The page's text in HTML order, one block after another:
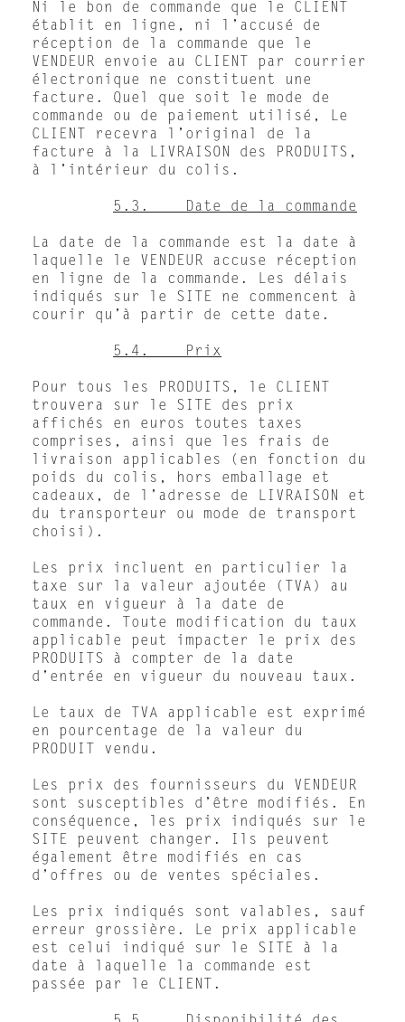
Ni le bon de commande que le CLIENT
établit en ligne, ni l’accusé de
réception de la commande que le
VENDEUR envoie au CLIENT par courrier
électronique ne constituent une
facture. Quel que soit le mode de
commande ou de paiement utilisé, Le
CLIENT recevra l’original de la
facture à la LIVRAISON des PRODUITS,
à l’intérieur du colis.
5.3. Date de la commande
La date de la commande est la date à
laquelle le VENDEUR accuse réception
en ligne de la commande. Les délais
indiqués sur le SITE ne commencent à
courir qu’à partir de cette date.
5.4. Prix
Pour tous les PRODUITS, le CLIENT
trouvera sur le SITE des prix
affichés en euros toutes taxes
comprises, ainsi que les frais de
livraison applicables (en fonction du
poids du colis, hors emballage et
cadeaux, de l’adresse de LIVRAISON et
du transporteur ou mode de transport
choisi).
Les prix incluent en particulier la
taxe sur la valeur ajoutée (TVA) au
taux en vigueur à la date de
commande. Toute modification du taux
applicable peut impacter le prix des
PRODUITS à compter de la date
d’entrée en vigueur du nouveau taux.
Le taux de TVA applicable est exprimé
en pourcentage de la valeur du
PRODUIT vendu.
Les prix des fournisseurs du VENDEUR
sont susceptibles d’être modifiés. En
conséquence, les prix indiqués sur le
SITE peuvent changer. Ils peuvent
également être modifiés en cas
d’offres ou de ventes spéciales.
Les prix indiqués sont valables, sauf
erreur grossière. Le prix applicable
est celui indiqué sur le SITE à la
date à laquelle la commande est
passée par le CLIENT.